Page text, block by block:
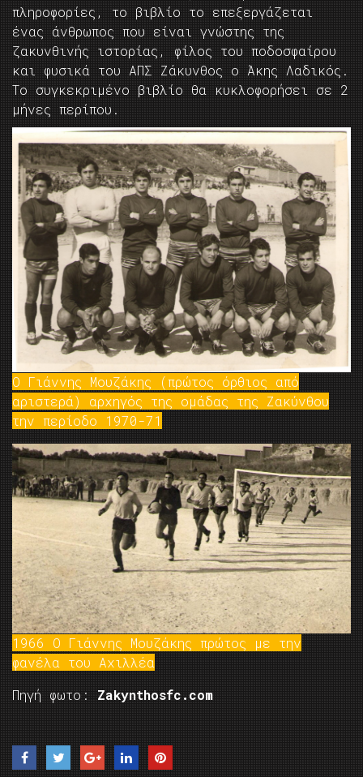
πληροφορίες, το βιβλίο το επεξεργάζεται
ένας άνθρωπος που είναι γνώστης της
ζακυνθινής ιστορίας, φίλος του ποδοσφαίρου
και φυσικά του ΑΠΣ Ζάκυνθος ο Άκης Λαδικός.
Το συγκεκριμένο βιβλίο θα κυκλοφορήσει σε 2
μήνες περίπου.
Ο Γιάννης Μουζάκης (πρώτος όρθιος από
αριστερά) αρχηγός της ομάδας της Ζακύνθου
την περίοδο 1970-71
1966 Ο Γιάννης Μουζάκης πρώτος με την
φανέλα του Αχιλλέα
Πηγή φωτο: Zakynthosfc.com